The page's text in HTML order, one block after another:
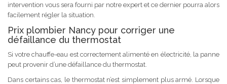
intervention vous sera fourni par notre expert et ce dernier pourra alors
facilement régler la situation.
Prix plombier Nancy pour corriger une
défaillance du thermostat
Si votre chauffe-eau est correctement alimenté en électricité, la panne
peut provenir d’une défaillance du thermostat.
Dans certains cas, le thermostat n’est simplement plus armé. Lorsque